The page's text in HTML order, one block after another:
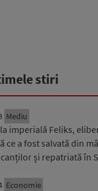
stiri
Mediu
imperială Feliks,
ce a fost salvată din
și repatriată în
Economie